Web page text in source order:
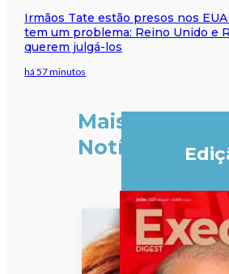
Irmãos Tate estão presos nos
tem um problema: Reino Unido e
querem julgá-los
há 57 minutos
Mais
Notícias